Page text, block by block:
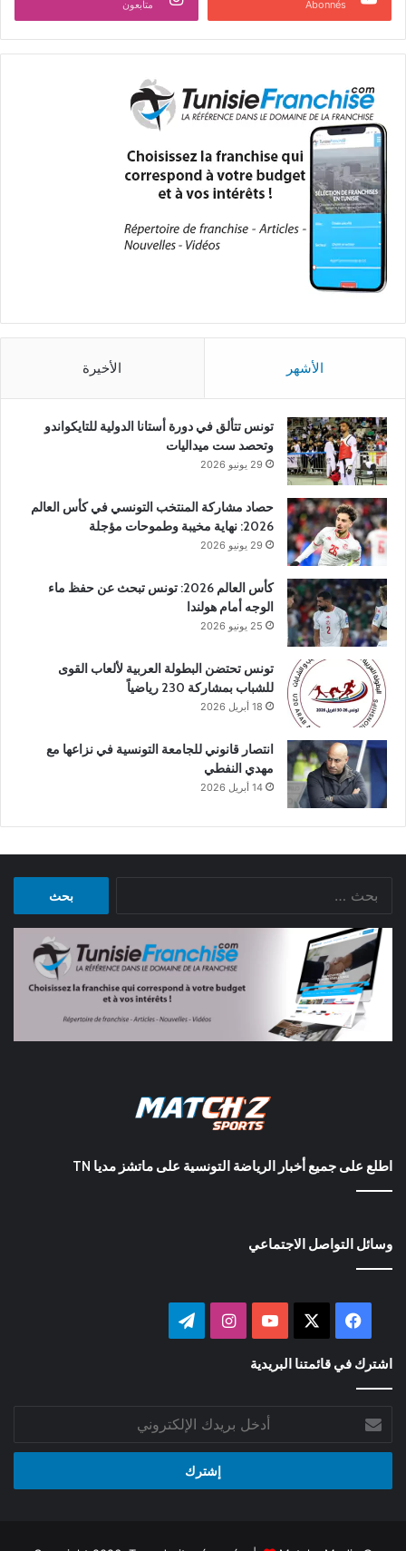
Abonnés متابعون
الأشهر الأخيرة
تونس تتألق في دورة أستانا الدولية للتايكواندو
وتحصد ست ميداليات
29 يونيو 2026
حصاد مشاركة المنتخب التونسي في كأس العالم
2026: نهاية مخيبة وطموحات مؤجلة
29 يونيو 2026
كأس العالم 2026: تونس تبحث عن حفظ ماء
الوجه أمام هولندا
25 يونيو 2026
تونس تحتضن البطولة العربية لألعاب القوى
للشباب بمشاركة 230 رياضياً
18 أبريل 2026
انتصار قانوني للجامعة التونسية في نزاعها مع
مهدي النفطي
14 أبريل 2026
اطلع على جميع أخبار الرياضة التونسية على ماتشز مديا TN
وسائل التواصل الاجتماعي
فيسبوك ‫YouTubeانستقرام
اشترك في قائمتنا البريدية
بريدك
الإلكتروني